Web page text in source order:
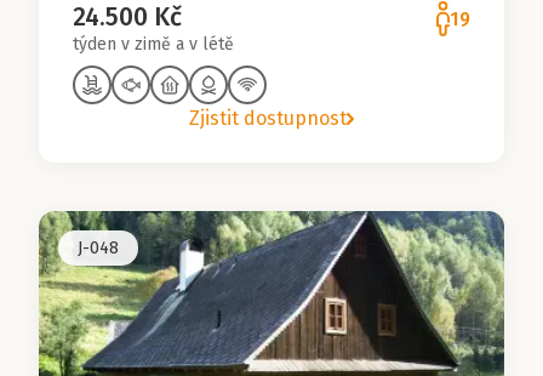
24.500 Kč
týden v zimě a v létě
19
Zjistit dostupnost
J-048